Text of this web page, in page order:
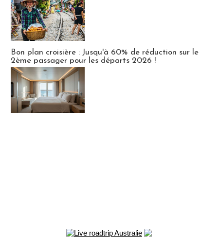
Bon plan croisière : Jusqu'à 60% de réduction sur le
2ème passager pour les départs 2026 !